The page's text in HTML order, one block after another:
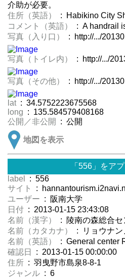
介助が必要。
住所（英語）
: Habikino City
コメント（英語）
: A handrail
写真（入り口）
: http://.../
写真（トイレ内） : http://.../
写真（その他） : http://.../
lat : 34.5752223675568
long : 135.584579408168
公開／非公開
: 公開
地図を表示
「556」をア
label
: 556
サイト
:
ユーザー : 阪南大学
日付 : 2013-01-15 23:43:08
名前（漢字）
: 陵南の森総合セ
名前（カタカナ）
: リョウナン
名前（英語）
: General center
確認日
: 2013-01-15 00:00:00
住所 : 羽曳野市島泉8-8-1
ジャンル : 6